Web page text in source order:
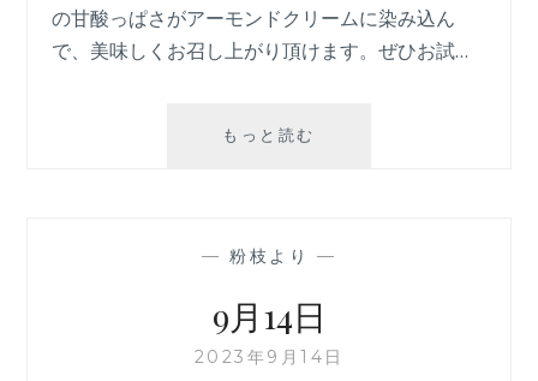
の甘酸っぱさがアーモンドクリームに染み込ん
で、美味しくお召し上がり頂けます。ぜひお試…
もっと読む
— 粉枝より —
9月14日
2023年9月14日